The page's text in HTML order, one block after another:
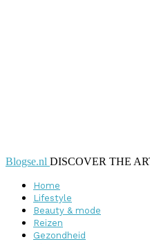
Blogse.nl DISCOVER THE
Home
Lifestyle
Beauty & mode
Reizen
Gezondheid